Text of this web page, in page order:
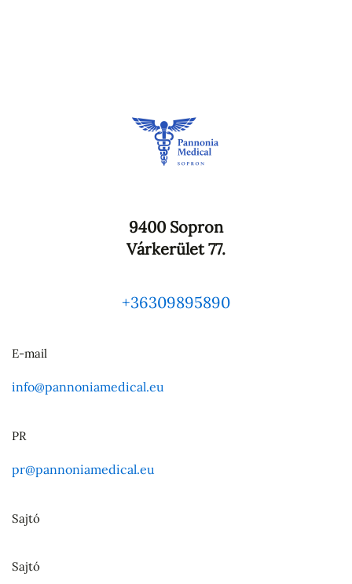
9400 Sopron
Várkerület 77.
+36309895890
E-mail
info@pannoniamedical.eu
PR
pr@pannoniamedical.eu
Sajtó
Sajtó